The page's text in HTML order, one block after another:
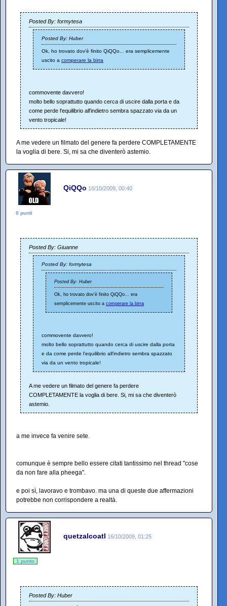
Posted By: formytesa
Posted By: Huber
Ok, ho trovato dov'è finito QiQQo... era semplicemente
uscito a comperare la birra
commovente davvero!
molto bello soprattutto quando cerca di uscire dalla porta e da
come perde l'equilibrio all'indietro sembra spazzato via da un
vento tropicale!
A me vedere un filmato del genere fa perdere COMPLETAMENTE
la voglia di bere. Si, mi sa che diventerò astemio.
QiQQo 16/10/2009, 00:40
0 punti
Posted By: Giuanne
Posted By: formytesa
Posted By: Huber
Ok, ho trovato dov'è finito QiQQo... era
semplicemente uscito a comperare la birra
commovente davvero!
molto bello soprattutto quando cerca di uscire dalla porta
e da come perde l'equilibrio all'indietro sembra spazzato
via da un vento tropicale!
A me vedere un filmato del genere fa perdere
COMPLETAMENTE la voglia di bere. Si, mi sa che diventerò
astemio.
a me invece fa venire sete.
comunque è sempre bello essere citati tantissimo nel thread "cose
da non fare alla pheega".
e poi sì, lavoravo e trombavo. ma una di queste due affermazioni
potrebbe non corrispondere a realtà.
quetzalcoatl 16/10/2009, 01:25
1 punto
Posted By: Huber